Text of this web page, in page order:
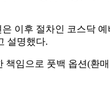
이후 절차인 코스닥
설명했다.
임으로 풋백 옵션(환